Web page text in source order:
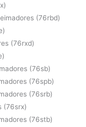
(76rbd)
(76rxd)
(76sb)
(76spb)
(76srb)
(76srx)
(76stb)